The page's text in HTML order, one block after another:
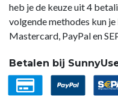
heb je de keuze uit 4
volgende methodes kun
Mastercard, PayPal en
Betalen bij